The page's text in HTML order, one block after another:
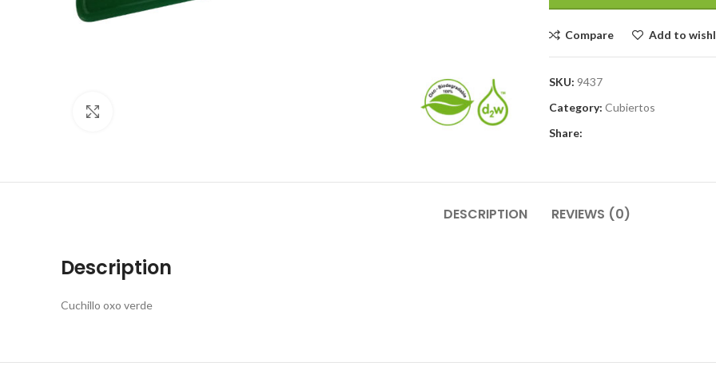
Compare Add to
SKU: 9437
Category: Cubiertos
Share:
DESCRIPTION REVIEWS (0)
Description
Cuchillo oxo verde